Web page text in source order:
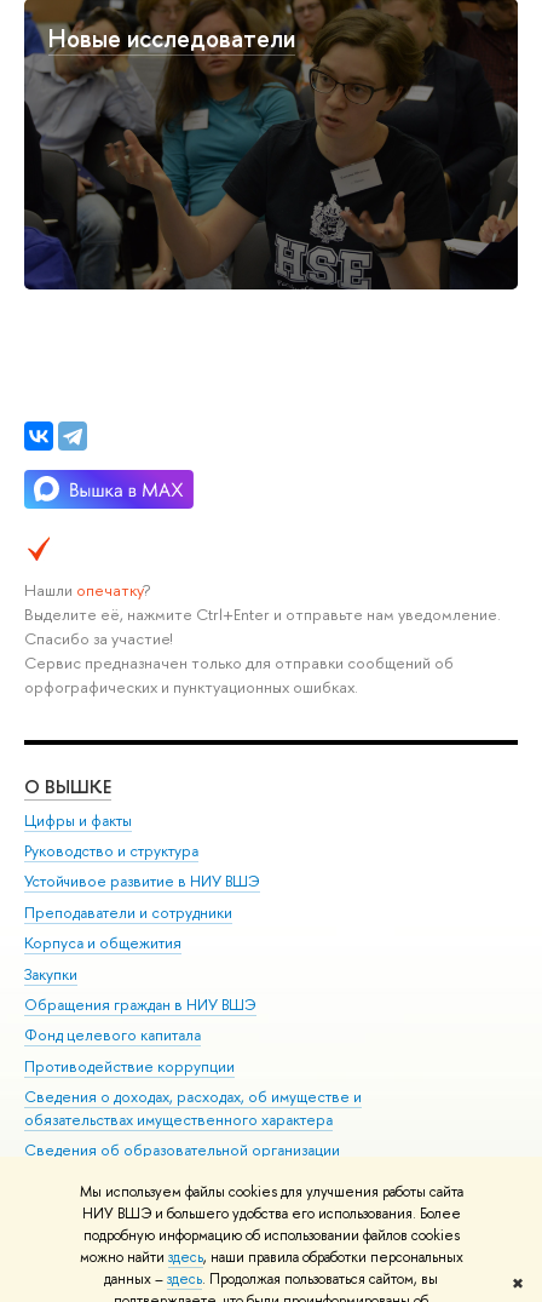
Мы используем файлы cookies для улучшения работы сайта
НИУ ВШЭ и большего удобства его использования. Более
подробную информацию об использовании файлов cookies
можно найти здесь, наши правила обработки персональных
данных –здесь. Продолжая пользоваться сайтом, вы
✖
Новые исследователи
Нашли опечатку?
Выделите её, нажмите Ctrl+Enter и отправьте нам уведомление.
Спасибо за участие!
Сервис предназначен только для отправки сообщений об
орфографических и пунктуационных ошибках.
О ВЫШКЕ
Цифры и факты
Руководство и структура
Устойчивое развитие в НИУ ВШЭ
Преподаватели и сотрудники
Корпуса и общежития
Закупки
Обращения граждан в НИУ ВШЭ
Фонд целевого капитала
Противодействие коррупции
Сведения о доходах, расходах, об имуществе и
обязательствах имущественного характера
Сведения об образовательной организации
Людям с ограниченными возможностями здоровья
Единая платежная страница
Работа в Вышке